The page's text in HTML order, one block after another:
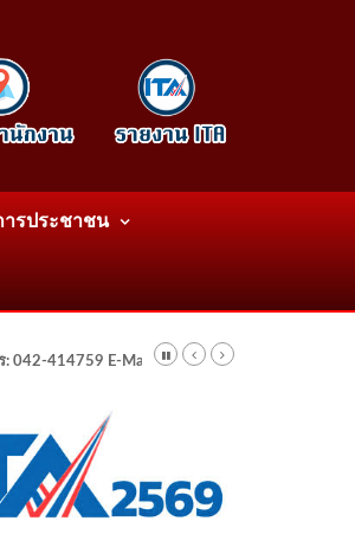
ารประชาชน
414759 E-Mail: wattatnk@gmail.com